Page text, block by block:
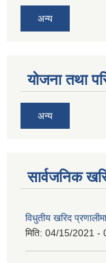
अन्य
योजना तथा
अन्य
सार्वजनिक
विधुतीय खरिद
मिति: 04/15/2021 -